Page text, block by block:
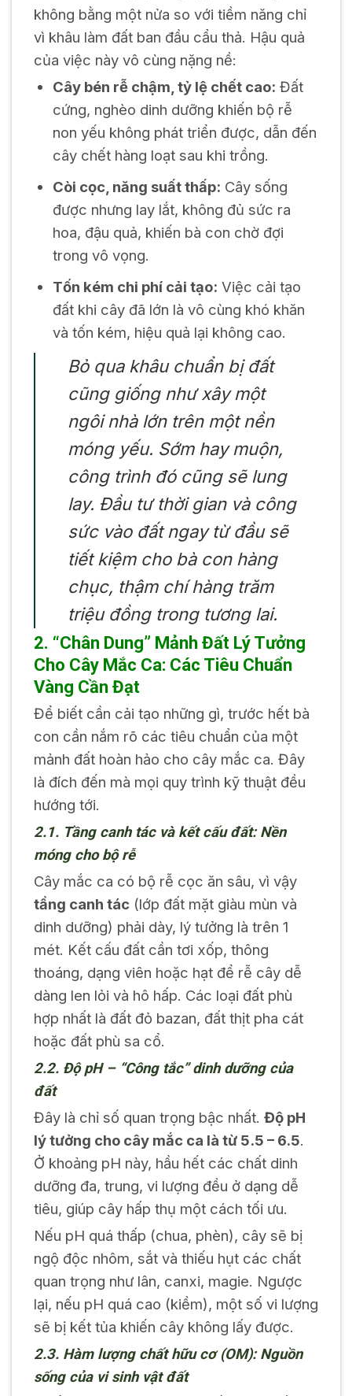
không bằng một nửa so với tiềm năng chỉ
vì khâu làm đất ban đầu cẩu thả. Hậu quả
của việc này vô cùng nặng nề:
Cây bén rễ chậm, tỷ lệ chết cao: Đất
cứng, nghèo dinh dưỡng khiến bộ rễ
non yếu không phát triển được, dẫn đến
cây chết hàng loạt sau khi trồng.
Còi cọc, năng suất thấp: Cây sống
được nhưng lay lắt, không đủ sức ra
hoa, đậu quả, khiến bà con chờ đợi
trong vô vọng.
Tốn kém chi phí cải tạo: Việc cải tạo
đất khi cây đã lớn là vô cùng khó khăn
và tốn kém, hiệu quả lại không cao.
Bỏ qua khâu chuẩn bị đất
cũng giống như xây một
ngôi nhà lớn trên một nền
móng yếu. Sớm hay muộn,
công trình đó cũng sẽ lung
lay. Đầu tư thời gian và công
sức vào đất ngay từ đầu sẽ
tiết kiệm cho bà con hàng
chục, thậm chí hàng trăm
triệu đồng trong tương lai.
2. “Chân Dung” Mảnh Đất Lý Tưởng
Cho Cây Mắc Ca: Các Tiêu Chuẩn
Vàng Cần Đạt
Để biết cần cải tạo những gì, trước hết bà
con cần nắm rõ các tiêu chuẩn của một
mảnh đất hoàn hảo cho cây mắc ca. Đây
là đích đến mà mọi quy trình kỹ thuật đều
hướng tới.
2.1. Tầng canh tác và kết cấu đất: Nền
móng cho bộ rễ
Cây mắc ca có bộ rễ cọc ăn sâu, vì vậy
tầng canh tác (lớp đất mặt giàu mùn và
dinh dưỡng) phải dày, lý tưởng là trên 1
mét. Kết cấu đất cần tơi xốp, thông
thoáng, dạng viên hoặc hạt để rễ cây dễ
dàng len lỏi và hô hấp. Các loại đất phù
hợp nhất là đất đỏ bazan, đất thịt pha cát
hoặc đất phù sa cổ.
2.2. Độ pH – “Công tắc” dinh dưỡng của
đất
Đây là chỉ số quan trọng bậc nhất. Độ pH
lý tưởng cho cây mắc ca là từ 5.5 – 6.5.
Ở khoảng pH này, hầu hết các chất dinh
dưỡng đa, trung, vi lượng đều ở dạng dễ
tiêu, giúp cây hấp thụ một cách tối ưu.
Nếu pH quá thấp (chua, phèn), cây sẽ bị
ngộ độc nhôm, sắt và thiếu hụt các chất
quan trọng như lân, canxi, magie. Ngược
lại, nếu pH quá cao (kiềm), một số vi lượng
sẽ bị kết tủa khiến cây không lấy được.
2.3. Hàm lượng chất hữu cơ (OM): Nguồn
sống của vi sinh vật đất